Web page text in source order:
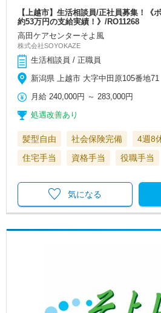
【上越市】生活相談員/正社員募集！《
約53万円の支給実績！》/RO11268
高田ケアセンターそよ風
株式会社SOYOKAZE
生活相談員 / 正職員
新潟県 上越市 大字中田原105番地71
月給 240,000円 ～ 283,000円
処遇改善あり
髪型自由 社会保険完備 4週8
住宅手当
資格手当 役職手当
気になる